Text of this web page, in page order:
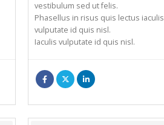
vestibulum sed ut felis.
Phasellus in risus quis lectus iaculis
vulputate id quis nisl.
Iaculis vulputate id quis nisl.